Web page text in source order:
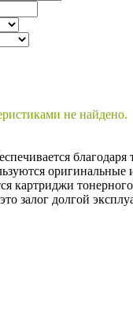
не найдено.
картриджи
залог долгой